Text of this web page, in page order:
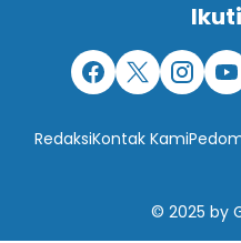
RedaksiKontak Kami
© 2025 by